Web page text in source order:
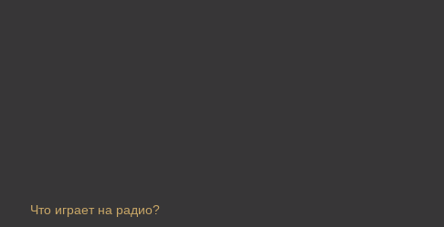
Что играет на радио?